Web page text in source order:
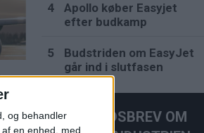
og behandler
en enhed, med
Apollo køber Easyjet
efter budkamp
Budstriden om EasyJet
går ind i slutfasen
NYHEDSBREV OM